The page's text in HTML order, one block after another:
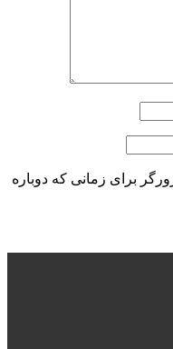
برای زمانی که دوباره